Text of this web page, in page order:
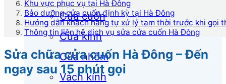
Cửa cuốn
Cửa kính
Cửa nhôm
Vách kính
Khu vực phục vụ tại Hà Đông
Bảo dưỡng cửa cuốn định kỳ tại Hà Đông
Hướng dẫn khách hàng tự xử lý tạm thời trước khi gọi
Thông tin liên hệ dịch vụ sửa cửa cuốn Hà Đông
Sửa chữa cửa cuốn Hà Đông – Đến
ngay sau 15 phút gọi